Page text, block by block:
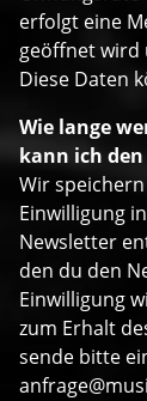
erfolgt eine
geöffnet wird
Diese Daten
Wie lange
kann ich
Wir
Einwilligung
Newsletter
den du den
Einwilligung
zum Erhalt
sende bitte